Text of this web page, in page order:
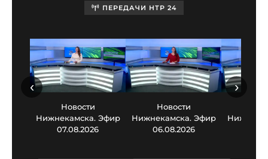
ПЕРЕДАЧИ НТР 24
Новости
Нижнекамска. Эфир
07.08.2026
Новости
Нижнекамска. Эфир
06.08.2026
‹ ›